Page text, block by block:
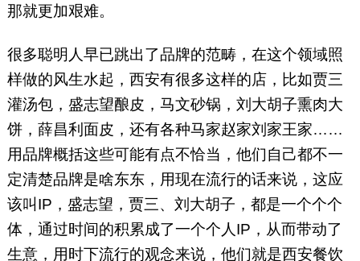
那就更加艰难。
很多聪明人早已跳出了品牌的范畴，在这个领域照
样做的风生水起，西安有很多这样的店，比如贾三
灌汤包，盛志望酿皮，马文砂锅，刘大胡子熏肉大
饼，薛昌利面皮，还有各种马家赵家刘家王家……
用品牌概括这些可能有点不恰当，他们自己都不一
定清楚品牌是啥东东，用现在流行的话来说，这应
该叫IP，盛志望，贾三、刘大胡子，都是一个个个
体，通过时间的积累成了一个个人IP，从而带动了
生意，用时下流行的观念来说，他们就是西安餐饮